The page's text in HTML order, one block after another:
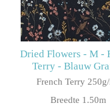
Dried Flowers - M -
Terry - Blauw
French Terry 250g/
Breedte 1.50m